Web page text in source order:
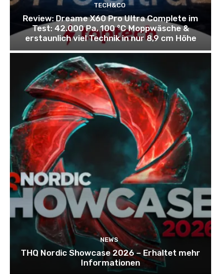
TECH&CO
Review: Dreame X60 Pro Ultra Complete im
Test: 42.000 Pa, 100 °C Moppwäsche &
erstaunlich viel Technik in nur 8,9 cm Höhe
NEWS
THQ Nordic Showcase 2026 – Erhaltet mehr
Informationen